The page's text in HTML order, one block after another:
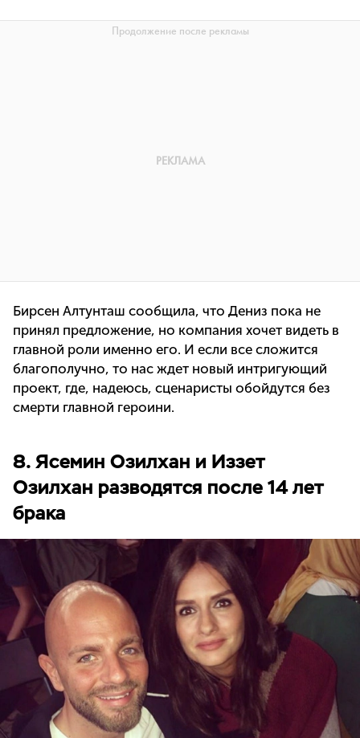
Бирсен Алтунташ сообщила, что Дениз пока не
принял предложение, но компания хочет видеть в
главной роли именно его. И если все сложится
благополучно, то нас ждет новый интригующий
проект, где, надеюсь, сценаристы обойдутся без
смерти главной героини.
8. Ясемин Озилхан и Иззет
Озилхан разводятся после 14 лет
брака